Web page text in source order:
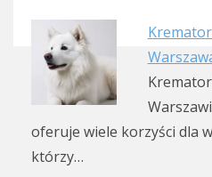
oferuje wiele korzyści dla
którzy…